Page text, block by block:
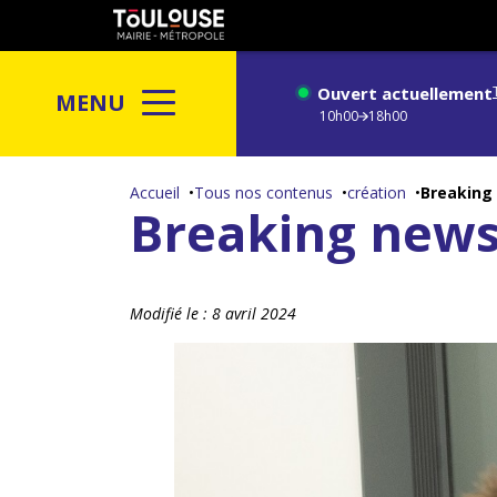
Gestion de vos préférences sur les cookies
au
principal
Toulouse
MENU Ouvert actuellement
10h00 18h00
Accueil Tous nos contenus création Breaking
Breaking
Modifié le : 8 avril 2024